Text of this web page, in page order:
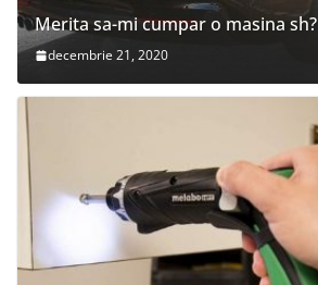
Merita sa-mi cumpar o masina sh?
decembrie 21, 2020